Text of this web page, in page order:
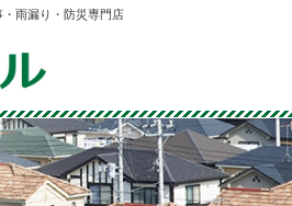
雨漏り・防災専門店